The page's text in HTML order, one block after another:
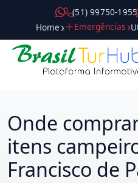
( 5 1 ) 9 9 7 5 0 - 1 9 5 5
Home
Emergências
Onde
itens
Francisco de